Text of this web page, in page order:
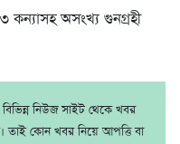
কন্যাসহ অসংখ্য গুনগ্রহী
নিউজ সাইট থেকে খবর
তাই কোন খবর নিয়ে আপত্তি বা